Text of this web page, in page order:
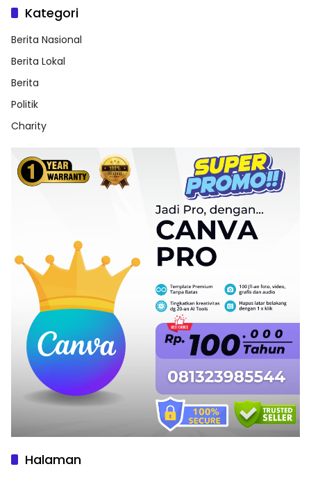
Kategori
Berita Nasional
Berita Lokal
Berita
Politik
Charity
Halaman